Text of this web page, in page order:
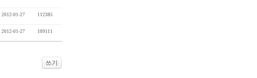
2012-01-27 112385
2012-01-27 109111
쓰기